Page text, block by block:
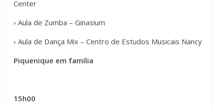
Center
› Aula de Zumba – Ginasium
› Aula de Dança Mix – Centro de Estudos Musicais Nancy
Piquenique em família
15h00